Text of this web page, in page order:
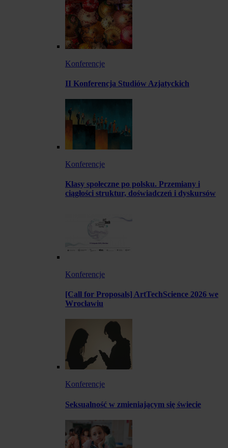
Konferencje
II Konferencja Studiów Azjatyckich
Konferencje
Klasy społeczne po polsku. Przemiany i
ciągłości struktur, doświadczeń i dyskursów
Konferencje
[Call for Proposals] ArtTechScience 2026 we
Wrocławiu
Konferencje
Seksualność w zmieniającym się świecie